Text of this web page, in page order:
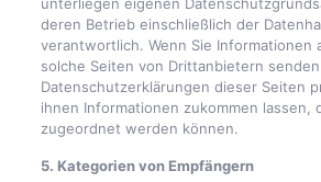
deren Betrieb einschließlich der
verantwortlich. Wenn Sie Informationen
solche Seiten von Drittanbietern
Datenschutzerklärungen dieser Seiten
ihnen Informationen zukommen lassen,
zugeordnet werden können.
5. Kategorien von Empfängern